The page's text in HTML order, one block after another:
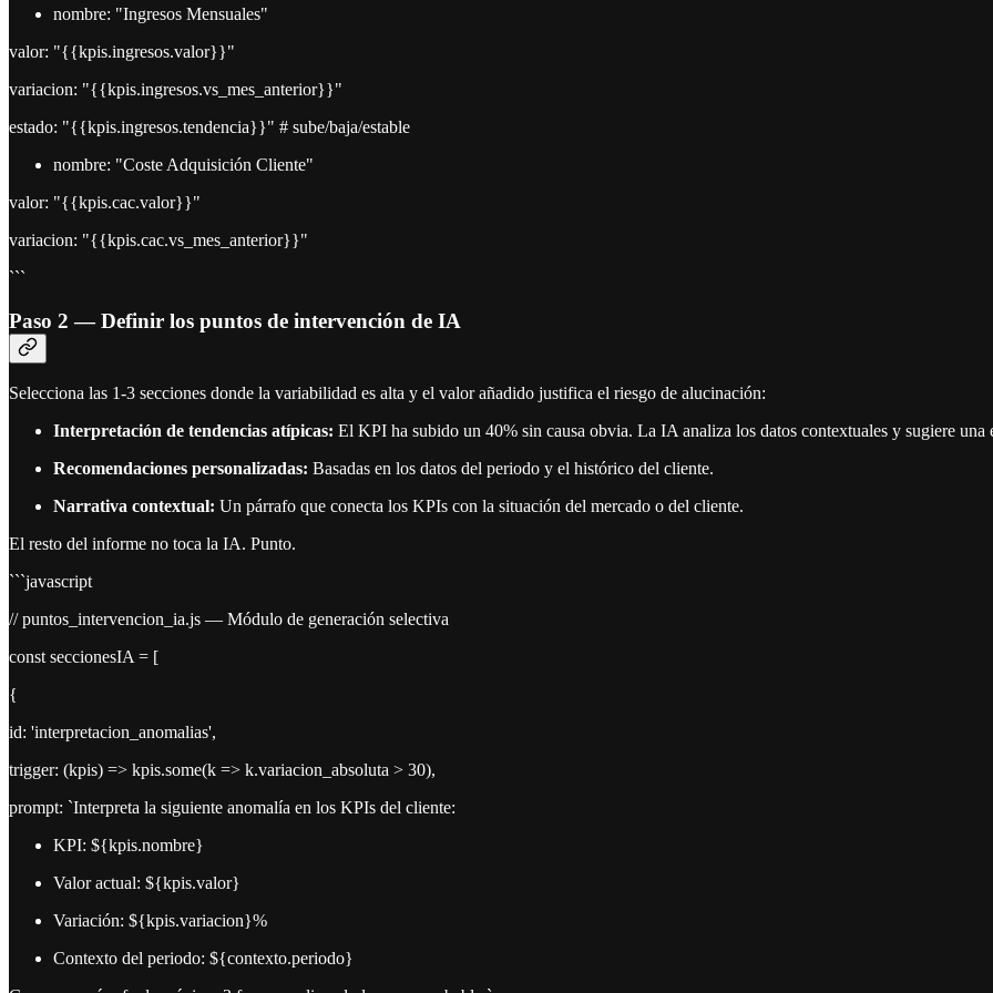
nombre: "Ingresos Mensuales"
valor: "{{kpis.ingresos.valor}}"
variacion: "{{kpis.ingresos.vs_mes_anterior}}"
estado: "{{kpis.ingresos.tendencia}}" # sube/baja/estable
nombre: "Coste Adquisición Cliente"
valor: "{{kpis.cac.valor}}"
variacion: "{{kpis.cac.vs_mes_anterior}}"
```
Paso 2 — Definir los puntos de intervención de IA
Selecciona las 1-3 secciones donde la variabilidad es alta y el valor añadido justifica el riesgo de alucinación:
Interpretación de tendencias atípicas: El KPI ha subido un 40% sin causa obvia. La IA analiza los datos contextuales y sugiere una
Recomendaciones personalizadas: Basadas en los datos del periodo y el histórico del cliente.
Narrativa contextual: Un párrafo que conecta los KPIs con la situación del mercado o del cliente.
El resto del informe no toca la IA. Punto.
```javascript
// puntos_intervencion_ia.js — Módulo de generación selectiva
const seccionesIA = [
{
id: 'interpretacion_anomalias',
trigger: (kpis) => kpis.some(k => k.variacion_absoluta > 30),
prompt: `Interpreta la siguiente anomalía en los KPIs del cliente:
KPI: ${kpis.nombre}
Valor actual: ${kpis.valor}
Variación: ${kpis.variacion}%
Contexto del periodo: ${contexto.periodo}